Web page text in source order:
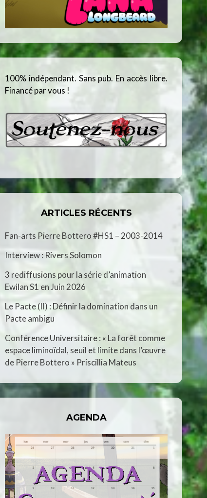
100% indépendant. Sans pub. En accès libre.
Financé par vous !
ARTICLES RÉCENTS
Fan-arts Pierre Bottero #HS1 – 2003-2014
Interview : Rivers Solomon
3 rediffusions pour la série d’animation
Ewilan S1 en Juin 2026
Le Pacte (II) : Définir la domination dans un
Pacte ambigu
Conférence Universitaire : « La forêt comme
espace liminoïdal, seuil et limite dans l’œuvre
de Pierre Bottero » Priscillia Mateus
AGENDA